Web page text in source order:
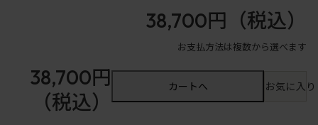
38,700円 （税込）
お支払方法は複数から選べます
38,700円
（税込）
カートへ お気に入